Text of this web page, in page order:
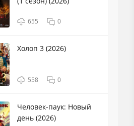
655 0
Холоп 3 (2026)
558 0
Человек-паук: Новый
день (2026)